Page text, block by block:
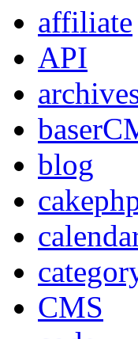
affiliate
API
blog
CMS